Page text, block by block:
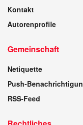
Kontakt
Autorenprofile
Gemeinschaft
Netiquette
Push-
RSS-Feed